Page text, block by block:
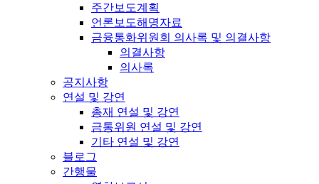
주간보도계획
언론보도해명자료
금융통화위원회 의사록 및 의결사항
의결사항
의사록
공지사항
연설 및 강연
총재 연설 및 강연
금통위원 연설 및 강연
기타 연설 및 강연
블로그
간행물